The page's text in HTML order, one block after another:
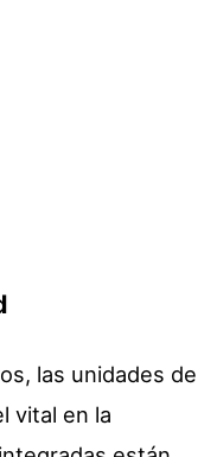
las unidades de
vital en la